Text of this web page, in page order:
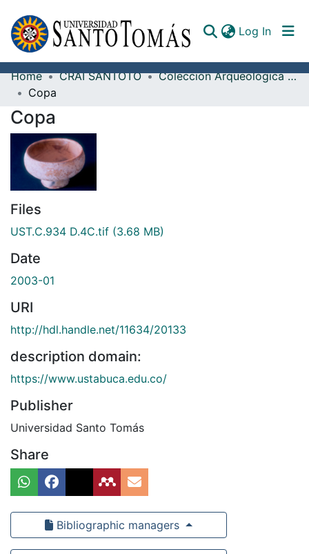
Log In
Communities & Collections
All of DSpace
Documents
Home CRAI SANTOTO
Colección Arqueológica Guane, Fray Alonso Ortiz Galeano, O.P.
Copa
Copa
Files
UST.C.934 D.4C.tif (3.68 MB)
Date
2003-01
URI
http://hdl.handle.net/11634/20133
description domain:
https://www.ustabuca.edu.co/
Publisher
Universidad Santo Tomás
Share
Bibliographic managers